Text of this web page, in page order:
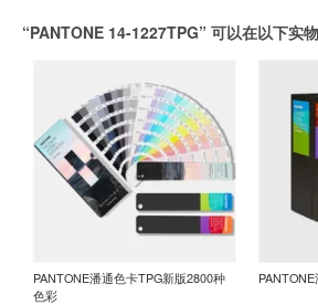
“PANTONE 14-1227TPG” 可以在以下实
PANTONE潘通色卡TPG新版2800种
色彩